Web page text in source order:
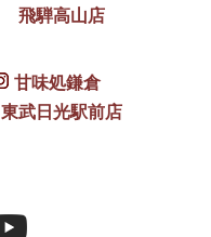
飛騨高山店
甘味処鎌倉
東武日光駅前店